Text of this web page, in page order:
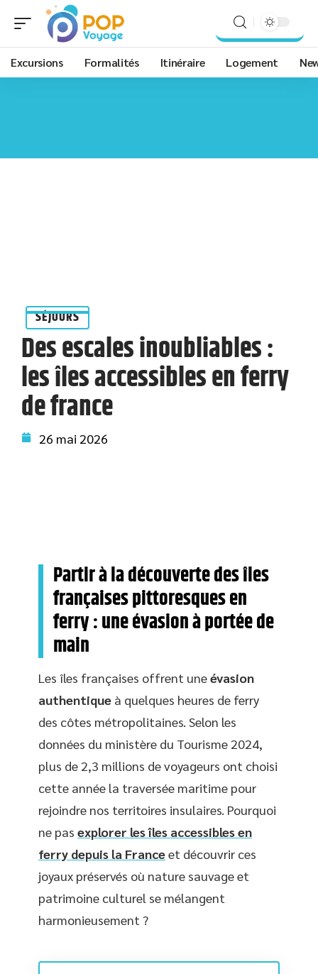
Excursions Formalités Itinéraire Logement
SÉJOURS
Des escales inoubliables :
les îles accessibles en ferry
de france
26 mai 2026
Partir à la découverte des îles
françaises pittoresques en
ferry : une évasion à portée de
main
Les îles françaises offrent uneévasion
authentique à quelques heures de ferry
des côtes métropolitaines. Selon les
données du ministère du Tourisme 2024,
plus de 2,3 millions de voyageurs ont choisi
cette année la traversée maritime pour
rejoindre nos territoires insulaires. Pourquoi
ne pas explorer les îles accessibles en
ferry depuis la Franceet découvrir ces
joyaux préservés où nature sauvage et
patrimoine culturel se mélangent
harmonieusement ?